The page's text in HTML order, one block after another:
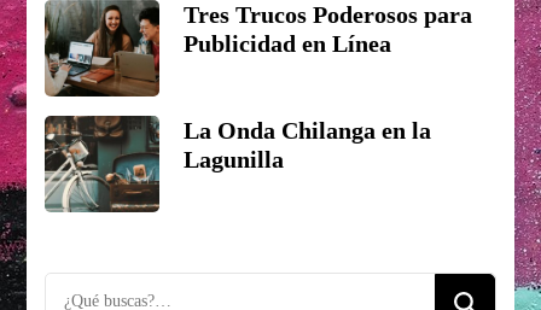
Tres Trucos Poderosos para
Publicidad en Línea
La Onda Chilanga en la
Lagunilla
Looking